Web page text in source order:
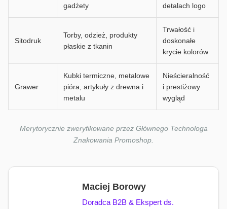
gadżety
detalach logo
Sitodruk
Torby, odzież, produkty
płaskie z tkanin
Trwałość i
doskonałe
krycie kolorów
Grawer
Kubki termiczne, metalowe
pióra, artykuły z drewna i
metalu
Nieścieralność
i prestiżowy
wygląd
Merytorycznie zweryfikowane przez Głównego Technologa
Znakowania Promoshop.
Maciej Borowy
Doradca B2B & Ekspert ds.